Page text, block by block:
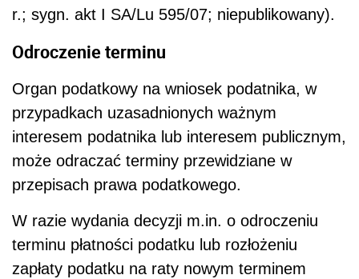
r.; sygn. akt I SA/Lu 595/07; niepublikowany).
Odroczenie terminu
Organ podatkowy na wniosek podatnika, w
przypadkach uzasadnionych ważnym
interesem podatnika lub interesem publicznym,
może odraczać terminy przewidziane w
przepisach prawa podatkowego.
W razie wydania decyzji m.in. o odroczeniu
terminu płatności podatku lub rozłożeniu
zapłaty podatku na raty nowym terminem